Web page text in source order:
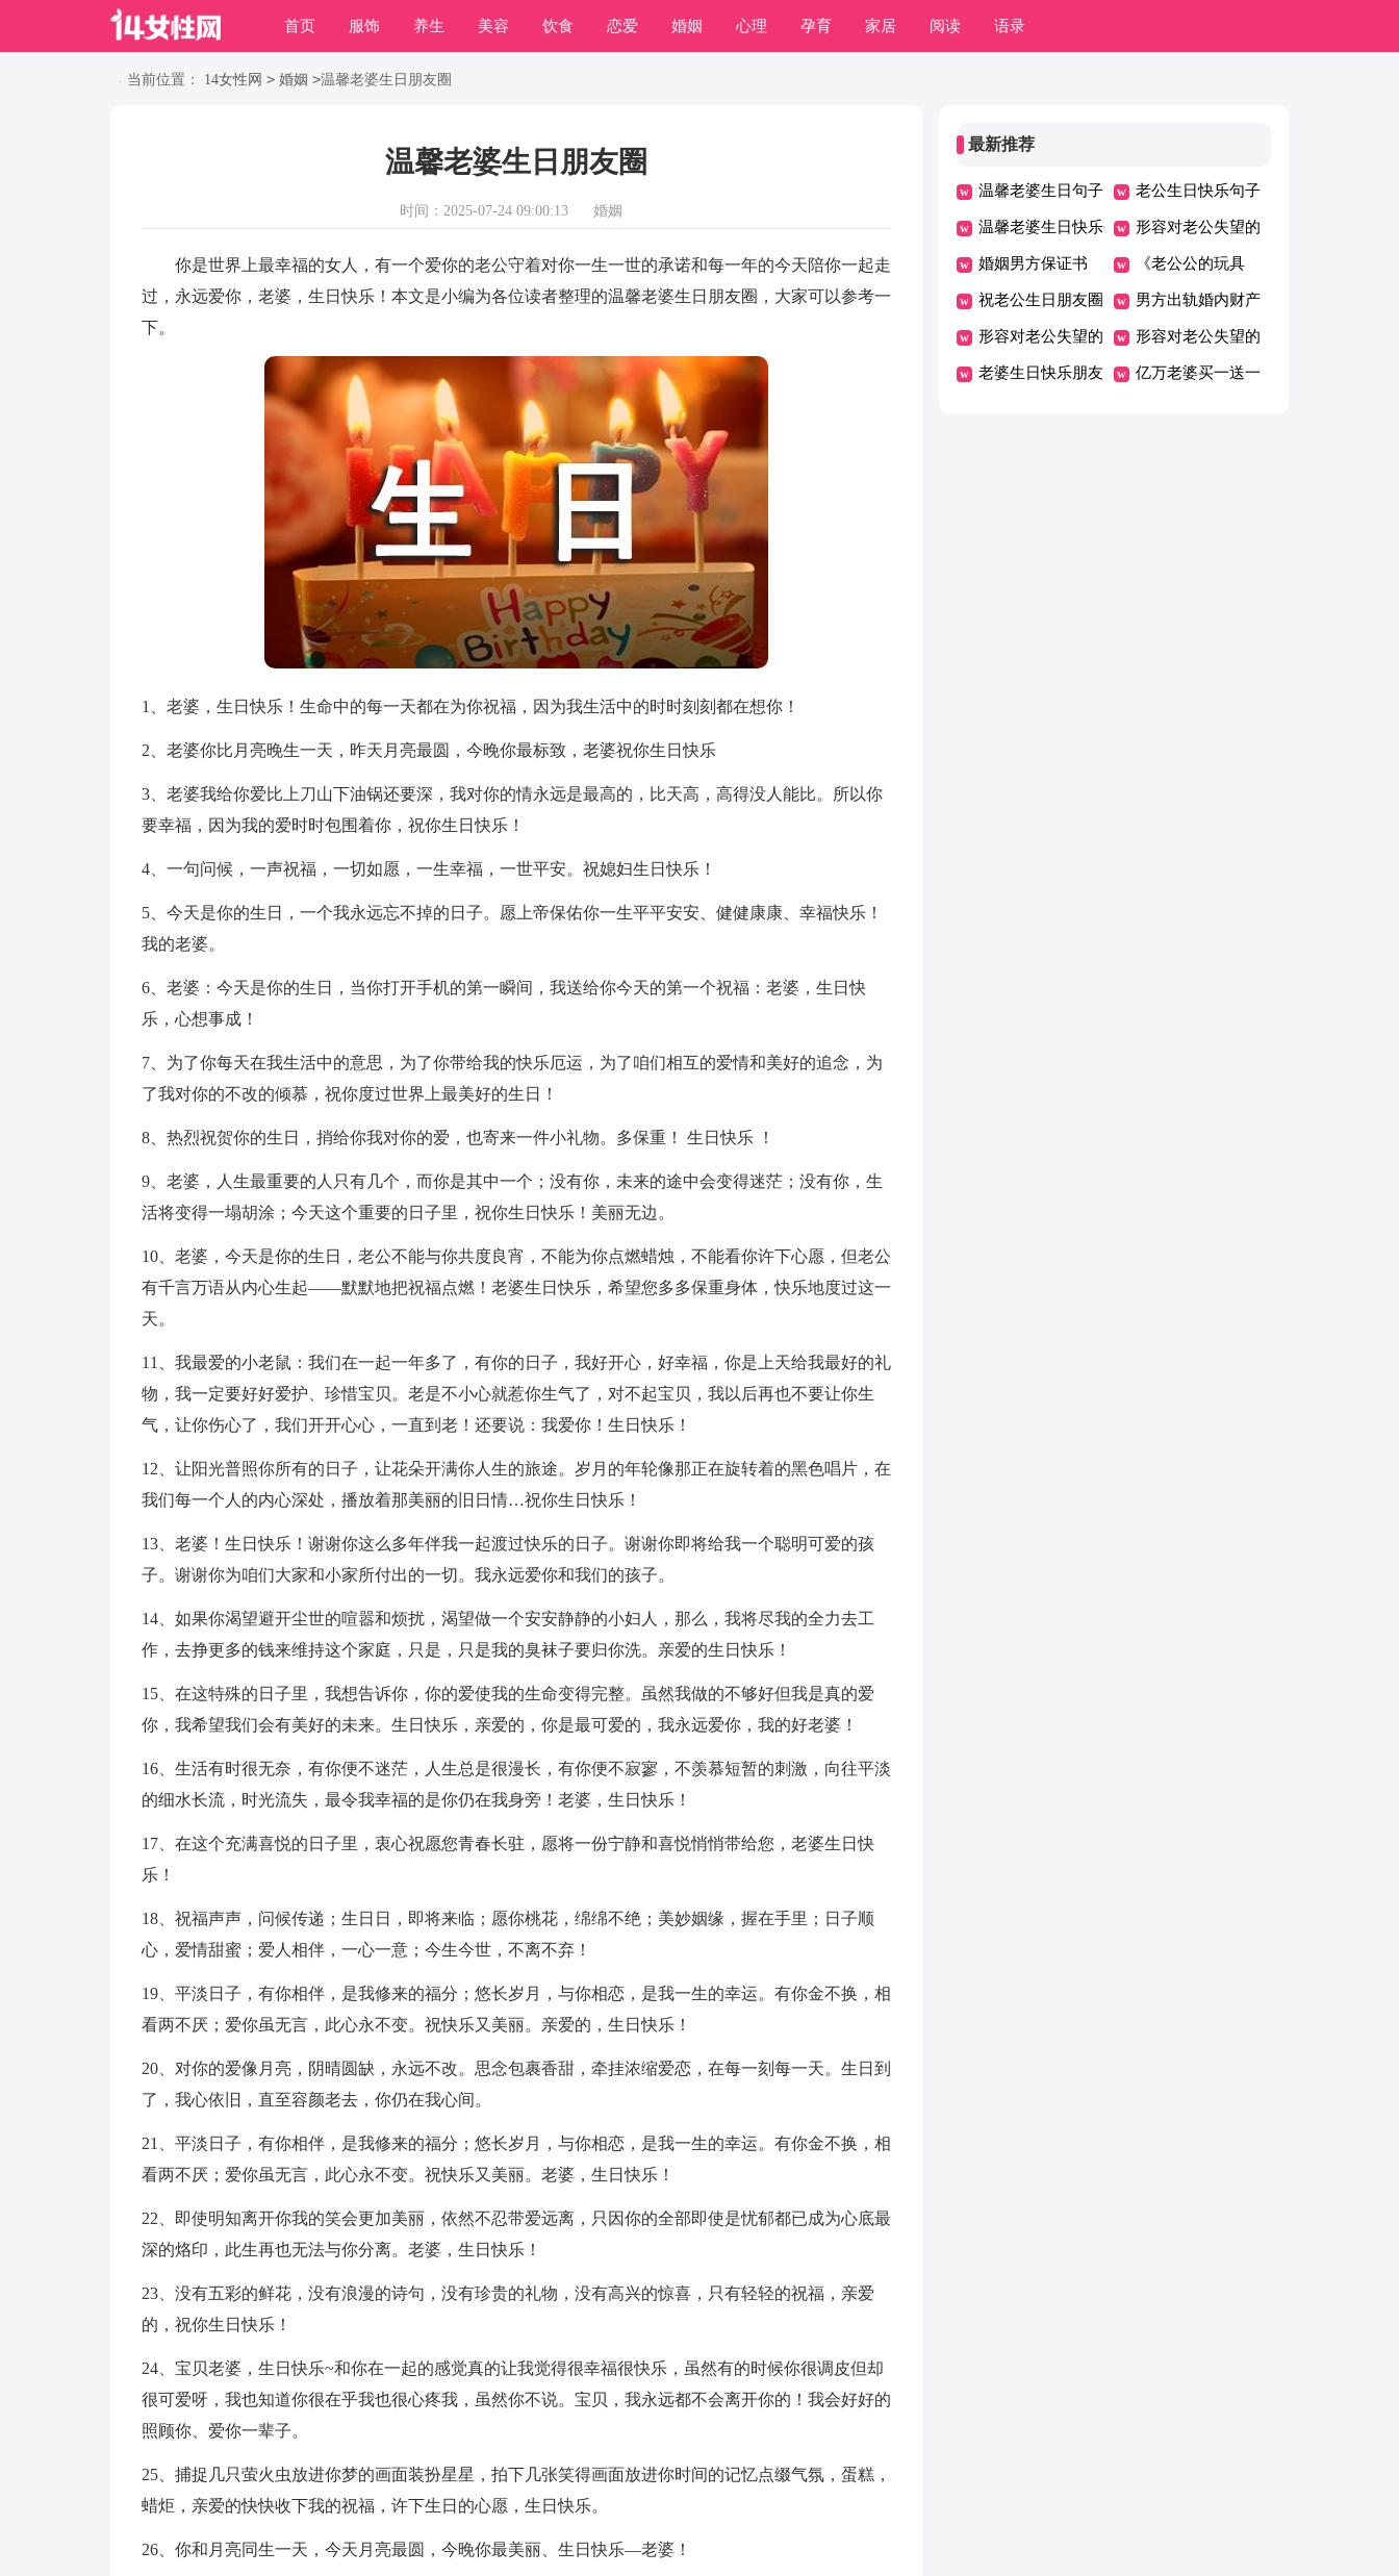
首页 服饰 养生 美容 饮食 恋爱 婚姻 心理 孕育 家居 阅读 语录
职场 动物 养殖
当前位置： 14女性网 > 婚姻 >温馨老婆生日朋友圈
温馨老婆生日朋友圈
时间：2025-07-24 09:00:13 婚姻
你是世界上最幸福的女人，有一个爱你的老公守着对你一生一世的承诺和每一年的今天陪你一起走
过，永远爱你，老婆，生日快乐！本文是小编为各位读者整理的温馨老婆生日朋友圈，大家可以参考一
下。
1、老婆，生日快乐！生命中的每一天都在为你祝福，因为我生活中的时时刻刻都在想你！
2、老婆你比月亮晚生一天，昨天月亮最圆，今晚你最标致，老婆祝你生日快乐
3、老婆我给你爱比上刀山下油锅还要深，我对你的情永远是最高的，比天高，高得没人能比。所以你
要幸福，因为我的爱时时包围着你，祝你生日快乐！
4、一句问候，一声祝福，一切如愿，一生幸福，一世平安。祝媳妇生日快乐！
5、今天是你的生日，一个我永远忘不掉的日子。愿上帝保佑你一生平平安安、健健康康、幸福快乐！
我的老婆。
6、老婆：今天是你的生日，当你打开手机的第一瞬间，我送给你今天的第一个祝福：老婆，生日快
乐，心想事成！
7、为了你每天在我生活中的意思，为了你带给我的快乐厄运，为了咱们相互的爱情和美好的追念，为
了我对你的不改的倾慕，祝你度过世界上最美好的生日！
8、热烈祝贺你的生日，捎给你我对你的爱，也寄来一件小礼物。多保重！ 生日快乐 ！
9、老婆，人生最重要的人只有几个，而你是其中一个；没有你，未来的途中会变得迷茫；没有你，生
活将变得一塌胡涂；今天这个重要的日子里，祝你生日快乐！美丽无边。
10、老婆，今天是你的生日，老公不能与你共度良宵，不能为你点燃蜡烛，不能看你许下心愿，但老公
有千言万语从内心生起——默默地把祝福点燃！老婆生日快乐，希望您多多保重身体，快乐地度过这一
天。
11、我最爱的小老鼠：我们在一起一年多了，有你的日子，我好开心，好幸福，你是上天给我最好的礼
物，我一定要好好爱护、珍惜宝贝。老是不小心就惹你生气了，对不起宝贝，我以后再也不要让你生
气，让你伤心了，我们开开心心，一直到老！还要说：我爱你！生日快乐！
12、让阳光普照你所有的日子，让花朵开满你人生的旅途。岁月的年轮像那正在旋转着的黑色唱片，在
我们每一个人的内心深处，播放着那美丽的旧日情…祝你生日快乐！
13、老婆！生日快乐！谢谢你这么多年伴我一起渡过快乐的日子。谢谢你即将给我一个聪明可爱的孩
子。谢谢你为咱们大家和小家所付出的一切。我永远爱你和我们的孩子。
14、如果你渴望避开尘世的喧嚣和烦扰，渴望做一个安安静静的小妇人，那么，我将尽我的全力去工
作，去挣更多的钱来维持这个家庭，只是，只是我的臭袜子要归你洗。亲爱的生日快乐！
15、在这特殊的日子里，我想告诉你，你的爱使我的生命变得完整。虽然我做的不够好但我是真的爱
你，我希望我们会有美好的未来。生日快乐，亲爱的，你是最可爱的，我永远爱你，我的好老婆！
16、生活有时很无奈，有你便不迷茫，人生总是很漫长，有你便不寂寥，不羡慕短暂的刺激，向往平淡
的细水长流，时光流失，最令我幸福的是你仍在我身旁！老婆，生日快乐！
17、在这个充满喜悦的日子里，衷心祝愿您青春长驻，愿将一份宁静和喜悦悄悄带给您，老婆生日快
乐！
18、祝福声声，问候传递；生日日，即将来临；愿你桃花，绵绵不绝；美妙姻缘，握在手里；日子顺
心，爱情甜蜜；爱人相伴，一心一意；今生今世，不离不弃！
19、平淡日子，有你相伴，是我修来的福分；悠长岁月，与你相恋，是我一生的幸运。有你金不换，相
看两不厌；爱你虽无言，此心永不变。祝快乐又美丽。亲爱的，生日快乐！
20、对你的爱像月亮，阴晴圆缺，永远不改。思念包裹香甜，牵挂浓缩爱恋，在每一刻每一天。生日到
了，我心依旧，直至容颜老去，你仍在我心间。
21、平淡日子，有你相伴，是我修来的福分；悠长岁月，与你相恋，是我一生的幸运。有你金不换，相
看两不厌；爱你虽无言，此心永不变。祝快乐又美丽。老婆，生日快乐！
22、即使明知离开你我的笑会更加美丽，依然不忍带爱远离，只因你的全部即使是忧郁都已成为心底最
深的烙印，此生再也无法与你分离。老婆，生日快乐！
23、没有五彩的鲜花，没有浪漫的诗句，没有珍贵的礼物，没有高兴的惊喜，只有轻轻的祝福，亲爱
的，祝你生日快乐！
24、宝贝老婆，生日快乐~和你在一起的感觉真的让我觉得很幸福很快乐，虽然有的时候你很调皮但却
很可爱呀，我也知道你很在乎我也很心疼我，虽然你不说。宝贝，我永远都不会离开你的！我会好好的
照顾你、爱你一辈子。
25、捕捉几只萤火虫放进你梦的画面装扮星星，拍下几张笑得画面放进你时间的记忆点缀气氛，蛋糕，
蜡炬，亲爱的快快收下我的祝福，许下生日的心愿，生日快乐。
26、你和月亮同生一天，今天月亮最圆，今晚你最美丽、生日快乐—老婆！
最新推荐
温馨老婆生日句子 老公生日快乐句子
温馨老婆生日快乐
朋友圈
形容对老公失望的
句子
婚姻男方保证书 《老公公的玩具
店》教案
祝老公生日朋友圈 男方出轨婚内财产
协议书
形容对老公失望的
句子44条
形容对老公失望的
句子39条
老婆生日快乐朋友 亿万老婆买一送一